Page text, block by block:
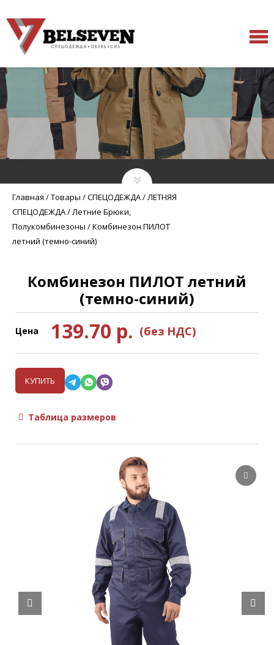
Главная /Товары /СПЕЦОДЕЖДА/ЛЕТНЯЯ
СПЕЦОДЕЖДА/Летние Брюки,
Полукомбинезоны /Комбинезон ПИЛОТ
летний (темно-синий)
Комбинезон ПИЛОТ летний
(темно-синий)
Цена 139.70 р. (без НДС)
КУПИТЬ
Таблица размеров